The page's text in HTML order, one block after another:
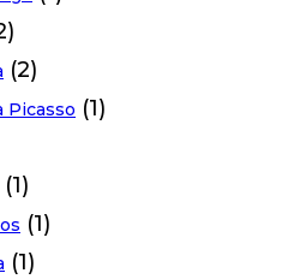
(2)
Picasso (1)
(1)
(1)
(1)